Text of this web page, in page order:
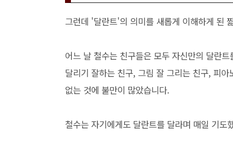
그런데 '달란트'의 의미를 새롭게 이해하게 된
어느 날 철수는 친구들은 모두 자신만의 달란
달리기 잘하는 친구, 그림 잘 그리는 친구, 피
없는 것에 불만이 많았습니다.
철수는 자기에게도 달란트를 달라며 매일 기